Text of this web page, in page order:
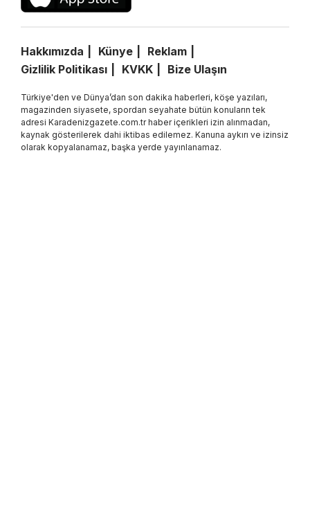
Hakkımızda Künye
Reklam
Gizlilik Politikası
KVKK Bize Ulaşın
Türkiye'den ve Dünya’dan son dakika haberleri, köşe yazıları,
magazinden siyasete, spordan seyahate bütün konuların tek
adresi Karadenizgazete.com.tr haber içerikleri izin alınmadan,
kaynak gösterilerek dahi iktibas edilemez. Kanuna aykırı ve izinsiz
olarak kopyalanamaz, başka yerde yayınlanamaz.